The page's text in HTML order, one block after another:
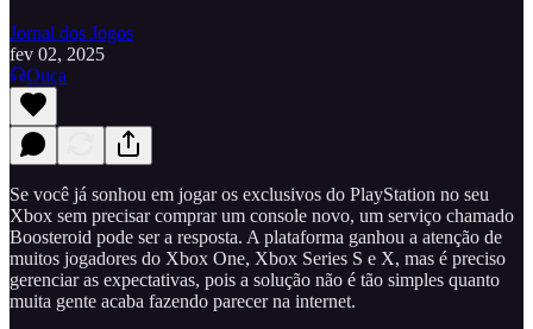
Jornal dos Jogos
fev 02, 2025
Ouça
Se você já sonhou em jogar os exclusivos do PlayStation no seu
Xbox sem precisar comprar um console novo, um serviço chamado
Boosteroid pode ser a resposta. A plataforma ganhou a atenção de
muitos jogadores do Xbox One, Xbox Series S e X, mas é preciso
gerenciar as expectativas, pois a solução não é tão simples quanto
muita gente acaba fazendo parecer na internet.